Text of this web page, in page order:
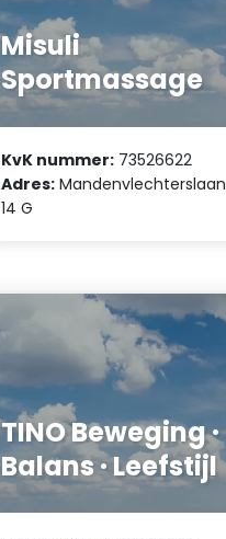
Misuli
Sportmassage
KvK nummer: 73526622
Adres: Mandenvlechterslaan
14 G
TINO Beweging ·
Balans · Leefstijl